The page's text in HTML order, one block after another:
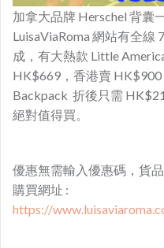
加拿大品牌 Herschel 背囊
LuisaViaRoma 網站有全線
成，有大熱款 Little
HK$669，香港賣
Backpack 折後只需
絕對值得買。
優惠無需輸入優惠碼，貨
購買網址 : ​
https://